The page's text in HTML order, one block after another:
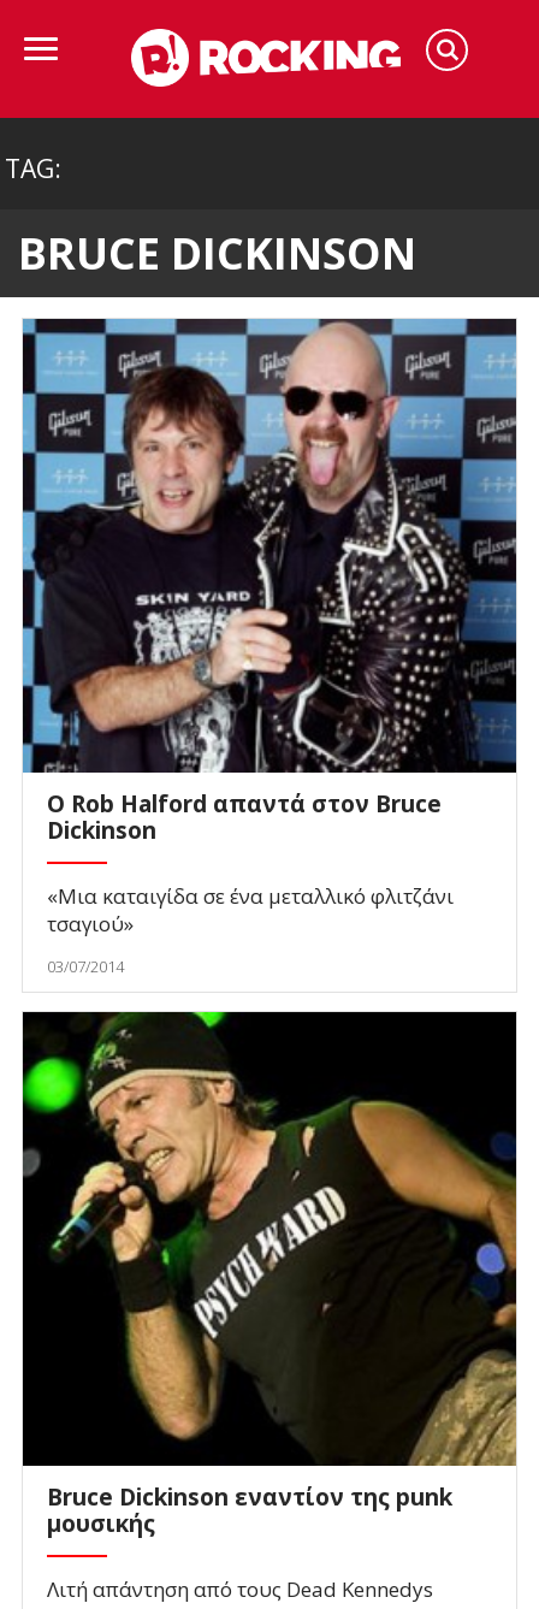
TAG:
BRUCE DICKINSON
Ο Rob Halford απαντά στον Bruce
Dickinson
«Μια καταιγίδα σε ένα μεταλλικό φλιτζάνι
τσαγιού»
03/07/2014
Bruce Dickinson εναντίον της punk
μουσικής
Λιτή απάντηση από τους Dead Kennedys